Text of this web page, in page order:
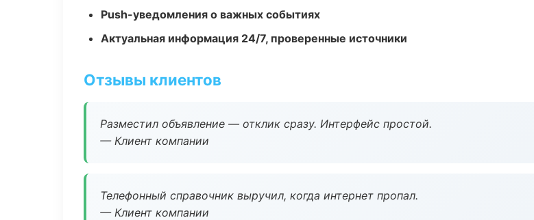
Push-уведомления о важных событиях
Актуальная информация 24/7, проверенные источники
Отзывы клиентов
Разместил объявление — отклик сразу. Интерфейс простой.
— Клиент компании
Телефонный справочник выручил, когда интернет пропал.
— Клиент компании